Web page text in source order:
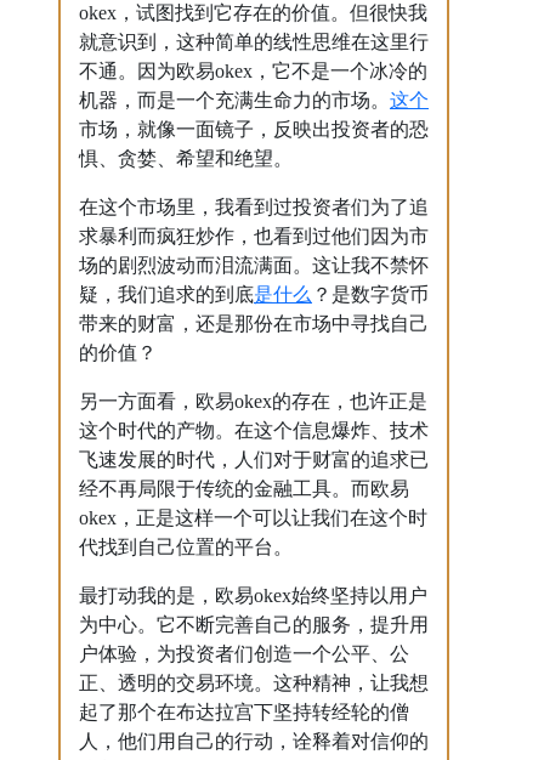
okex，试图找到它存在的价值。但很快我
就意识到，这种简单的线性思维在这里行
不通。因为欧易okex，它不是一个冰冷的
机器，而是一个充满生命力的市场。 这个
市场，就像一面镜子，反映出投资者的恐
惧、贪婪、希望和绝望。
在这个市场里，我看到过投资者们为了追
求暴利而疯狂炒作，也看到过他们因为市
场的剧烈波动而泪流满面。这让我不禁怀
疑，我们追求的到底是什么 ？是数字货币
带来的财富，还是那份在市场中寻找自己
的价值？
另一方面看，欧易okex的存在，也许正是
这个时代的产物。在这个信息爆炸、技术
飞速发展的时代，人们对于财富的追求已
经不再局限于传统的金融工具。而欧易
okex，正是这样一个可以让我们在这个时
代找到自己位置的平台。
最打动我的是，欧易okex始终坚持以用户
为中心。它不断完善自己的服务，提升用
户体验，为投资者们创造一个公平、公
正、透明的交易环境。这种精神，让我想
起了那个在布达拉宫下坚持转经轮的僧
人，他们用自己的行动，诠释着对信仰的